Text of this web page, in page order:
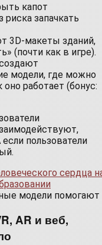
капот
риска запачкать
3D-макеты зданий,
(почти как в игре).
модели, где можно
оно работает (бонус:
пользователи
модели помогают
AR и веб,